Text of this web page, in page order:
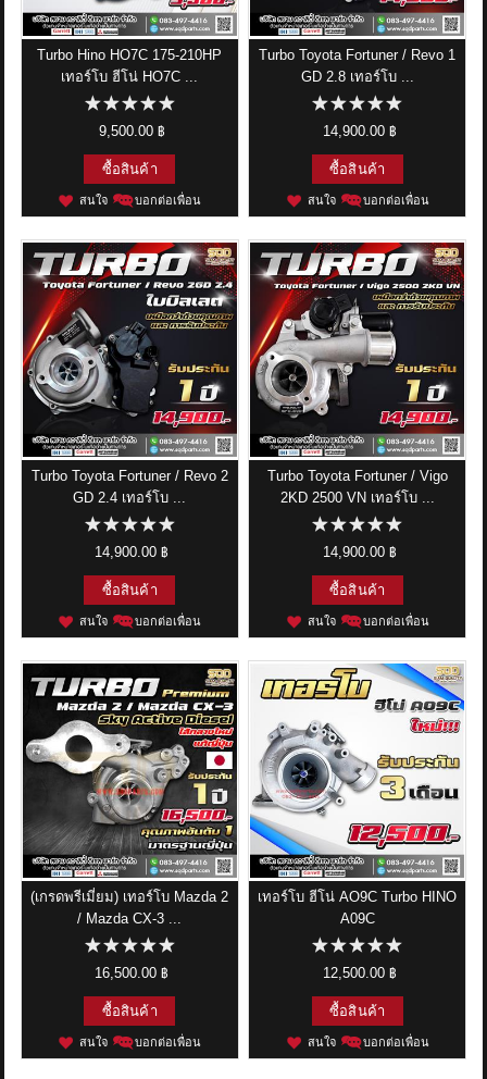
รีวิวลูกค้า
Turbo Hino HO7C 175-210HP
เทอร์โบ ฮีโน่ HO7C ...
9,500.00 ฿
ซื้อสินค้า
สนใจ บอกต่อเพื่อน
Turbo Toyota Fortuner / Revo 1
GD 2.8 เทอร์โบ ...
14,900.00 ฿
ซื้อสินค้า
สนใจ บอกต่อเพื่อน
Turbo Toyota Fortuner / Revo 2
GD 2.4 เทอร์โบ ...
14,900.00 ฿
ซื้อสินค้า
สนใจ บอกต่อเพื่อน
Turbo Toyota Fortuner / Vigo
2KD 2500 VN เทอร์โบ ...
14,900.00 ฿
ซื้อสินค้า
สนใจ บอกต่อเพื่อน
(เกรดพรีเมี่ยม) เทอร์โบ Mazda 2
/ Mazda CX-3 ...
16,500.00 ฿
ซื้อสินค้า
สนใจ บอกต่อเพื่อน
เทอร์โบ ฮีโน่ AO9C Turbo HINO
A09C
12,500.00 ฿
ซื้อสินค้า
สนใจ บอกต่อเพื่อน